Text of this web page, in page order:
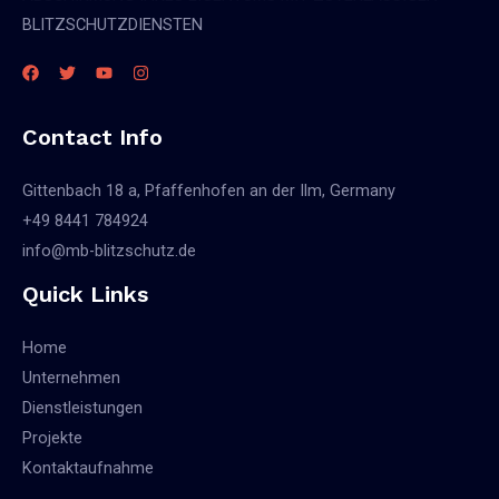
BLITZSCHUTZDIENSTEN
Contact Info
Gittenbach 18 a, Pfaffenhofen an der Ilm, Germany
+49 8441 784924
info@mb-blitzschutz.de
Quick Links
Home
Unternehmen
Dienstleistungen
Projekte
Kontaktaufnahme